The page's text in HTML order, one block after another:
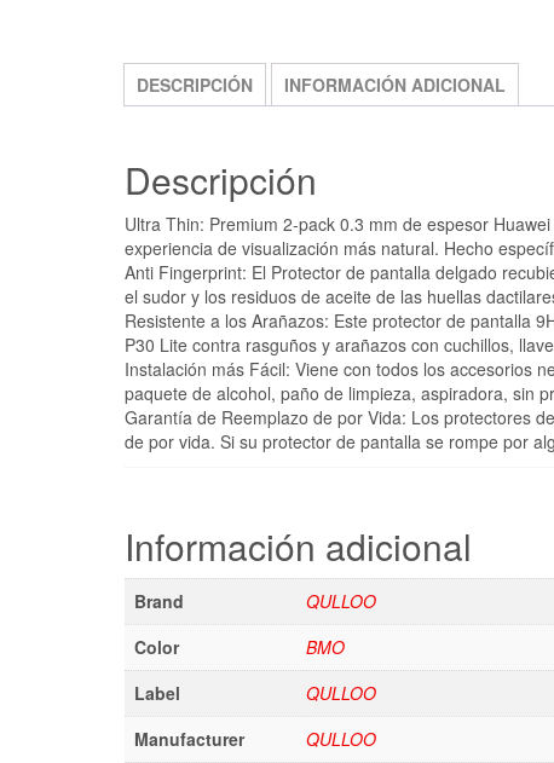
DESCRIPCIÓN INFORMACIÓN ADICIONAL
Descripción
Ultra Thin: Premium 2-pack 0.3 mm de espesor
experiencia de visualización más natural. Hecho
Anti Fingerprint: El Protector de pantalla delgado
el sudor y los residuos de aceite de las huellas
Resistente a los Arañazos: Este protector de pantalla
P30 Lite contra rasguños y arañazos con cuchillos,
Instalación más Fácil: Viene con todos los accesorios
paquete de alcohol, paño de limpieza, aspiradora, sin
Garantía de Reemplazo de por Vida: Los protectores
de por vida. Si su protector de pantalla se rompe por
Información adicional
Brand
QULLOO
Color
BMO
Label
QULLOO
Manufacturer
QULLOO